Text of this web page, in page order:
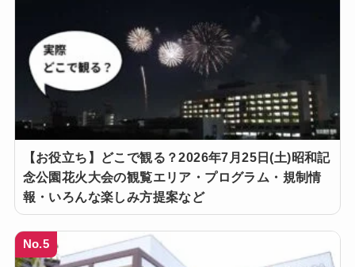
【お役立ち】どこで観る？2026年7月25日(土)昭和記
念公園花火大会の観覧エリア・プログラム・規制情
報・いろんな楽しみ方提案など
No.5